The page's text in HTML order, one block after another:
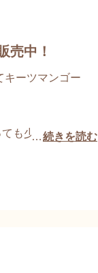
売中！
キーツマンゴー
も少ない
…続きを読む